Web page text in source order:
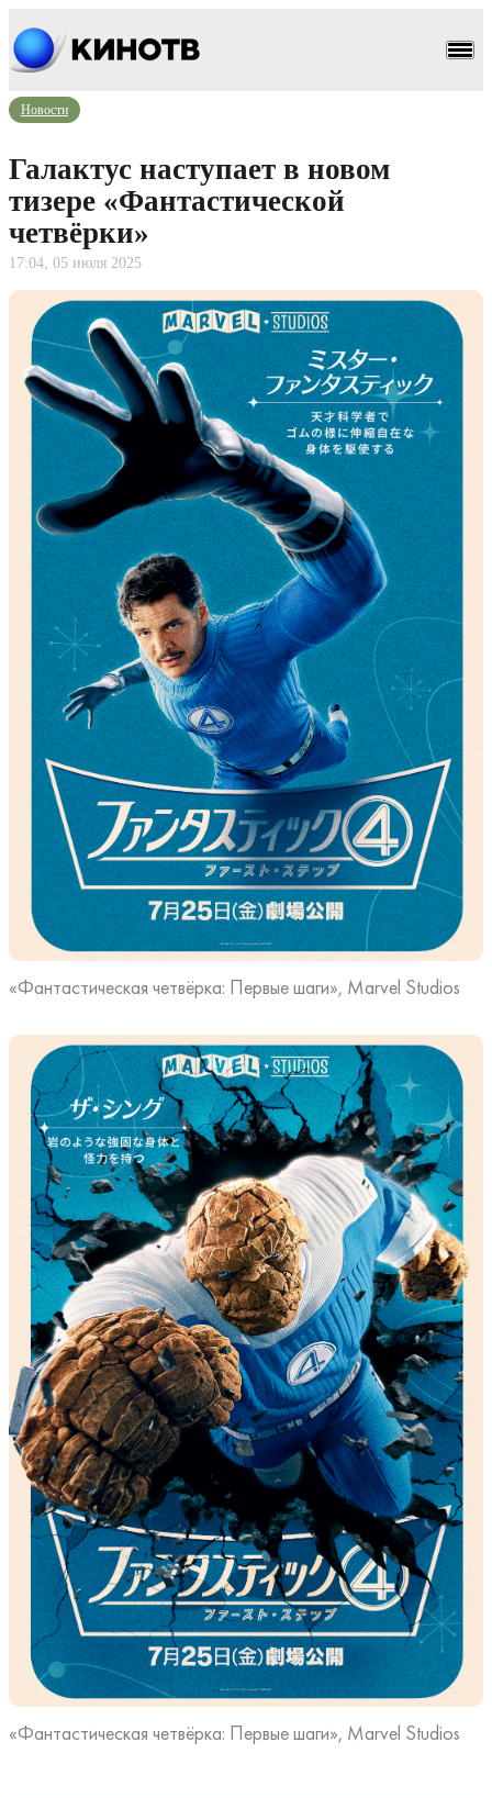
Новости
Галактус наступает в новом
тизере «Фантастической
четвёрки»
17:04, 05 июля 2025
«Фантастическая четвёрка: Первые шаги», Marvel Studios
«Фантастическая четвёрка: Первые шаги», Marvel Studios